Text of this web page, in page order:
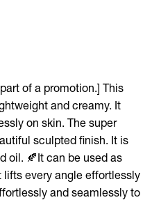
of a promotion.] This
and creamy. It
on skin. The super
sculpted finish. It is
oil. 🍂It can be used as
every angle effortlessly
and seamlessly to